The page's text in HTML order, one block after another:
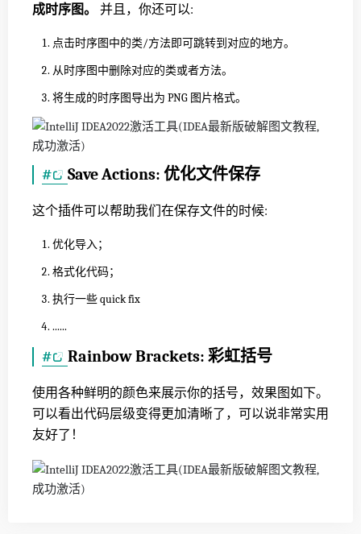
成时序图。
并且，你还可以:
点击时序图中的类/方法即可跳转到对应的地方。
从时序图中删除对应的类或者方法。
将生成的时序图导出为 PNG 图片格式。
# Save Actions: 优化文件保存
这个插件可以帮助我们在保存文件的时候:
优化导入；
格式化代码；
执行一些 quick fix
......
# Rainbow Brackets: 彩虹括号
使用各种鲜明的颜色来展示你的括号，效果图如下。
可以看出代码层级变得更加清晰了，可以说非常实用
友好了！